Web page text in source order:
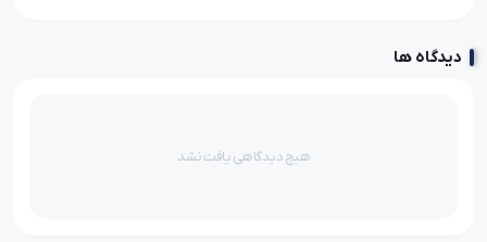
دیدگاه ها
هیچ دیدگاهی یافت نشد